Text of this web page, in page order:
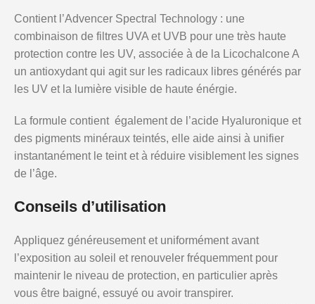
Contient l’Advencer Spectral Technology : une
combinaison de filtres UVA et UVB pour une très haute
protection contre les UV, associée à de la Licochalcone A
un antioxydant qui agit sur les radicaux libres générés par
les UV et la lumière visible de haute énérgie.
La formule contient également de l’acide Hyaluronique et
des pigments minéraux teintés, elle aide ainsi à unifier
instantanément le teint et à réduire visiblement les signes
de l’âge.
Conseils d’utilisation
Appliquez généreusement et uniformément avant
l’exposition au soleil et renouveler fréquemment pour
maintenir le niveau de protection, en particulier après
vous être baigné, essuyé ou avoir transpirer.